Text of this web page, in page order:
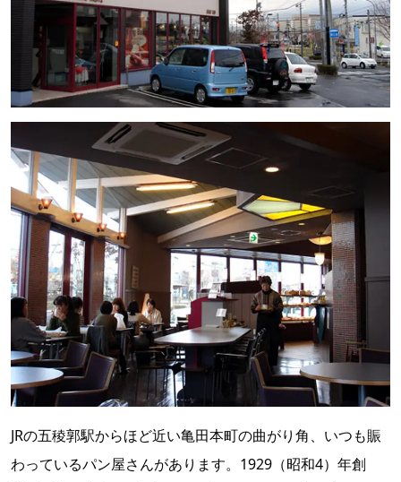
JRの五稜郭駅からほど近い亀田本町の曲がり角、いつも賑
わっているパン屋さんがあります。1929（昭和4）年創